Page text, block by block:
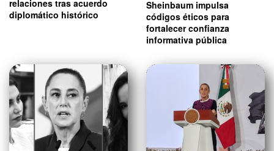
relaciones tras acuerdo
diplomático histórico
Sheinbaum impulsa
códigos éticos para
fortalecer confianza
informativa pública